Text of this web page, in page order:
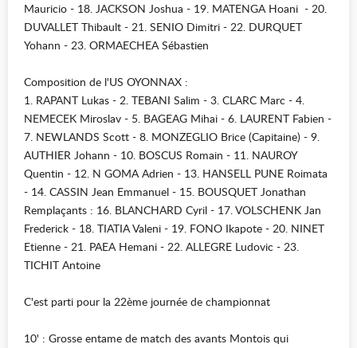
Mauricio - 18. JACKSON Joshua - 19. MATENGA Hoani - 20.
DUVALLET Thibault - 21. SENIO Dimitri - 22. DURQUET
Yohann - 23. ORMAECHEA Sébastien
Composition de l'US OYONNAX :
1. RAPANT Lukas - 2. TEBANI Salim - 3. CLARC Marc - 4.
NEMECEK Miroslav - 5. BAGEAG Mihai - 6. LAURENT Fabien -
7. NEWLANDS Scott - 8. MONZEGLIO Brice (Capitaine) - 9.
AUTHIER Johann - 10. BOSCUS Romain - 11. NAUROY
Quentin - 12. N GOMA Adrien - 13. HANSELL PUNE Roimata
- 14. CASSIN Jean Emmanuel - 15. BOUSQUET Jonathan
Remplaçants : 16. BLANCHARD Cyril - 17. VOLSCHENK Jan
Frederick - 18. TIATIA Valeni - 19. FONO Ikapote - 20. NINET
Etienne - 21. PAEA Hemani - 22. ALLEGRE Ludovic - 23.
TICHIT Antoine
C'est parti pour la 22ème journée de championnat
10' : Grosse entame de match des avants Montois qui